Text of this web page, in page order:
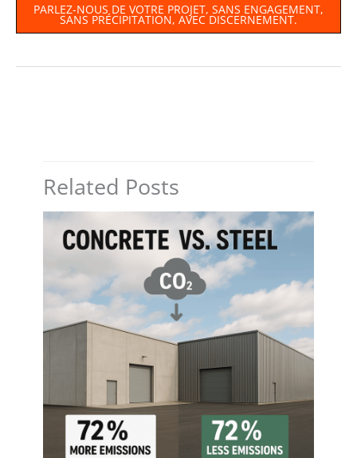
PARLEZ-NOUS DE VOTRE PROJET, SANS ENGAGEMENT,
SANS PRÉCIPITATION, AVEC DISCERNEMENT.
Related Posts